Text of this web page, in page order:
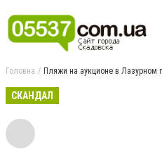
Головна Пляжи на аукционе в Лазурном
СКАНДАЛ